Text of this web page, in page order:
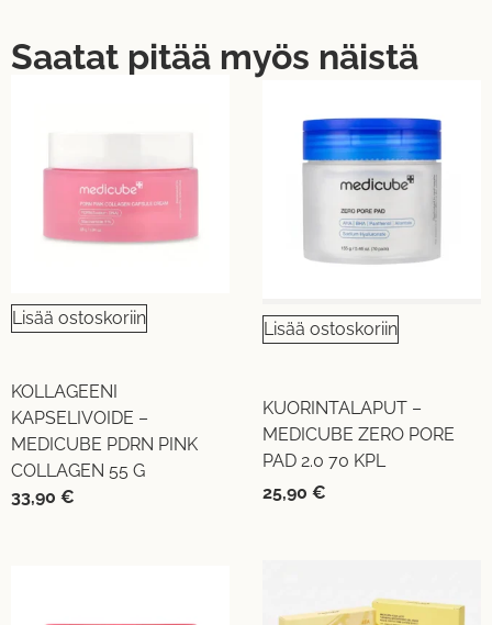
Saatat pitää myös näistä
Lisää ostoskoriin
KOLLAGEENI
KAPSELIVOIDE –
MEDICUBE PDRN PINK
COLLAGEN 55 G
33,90 €
Lisää ostoskoriin
KUORINTALAPUT –
MEDICUBE ZERO PORE
PAD 2.0 70 KPL
25,90 €